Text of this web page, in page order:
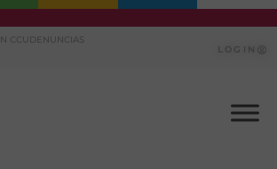
CCUDENUNCIAS
LOGIN